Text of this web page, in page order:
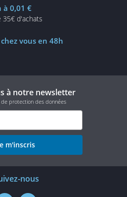
à 0,01 €
35€ d'achats
chez vous en 48h
à notre newsletter
protection des données
m'inscris
nous